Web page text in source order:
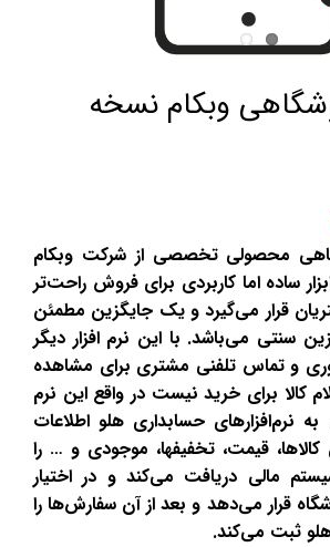
وبکام نسخه
محصولی تخصصی از شرکت وبکام
ساده اما کاربردی برای فروش راحت‌تر
قرار می‌گیرد و یک جایگزین مطمئن
سنتی می‌باشد. با این نرم افزار دیگر
و تماس تلفنی مشتری برای مشاهده
کالا برای خرید نیست در واقع این نرم
به نرم‌افزارهای حسابداری هلو اطلاعات
کالاها، قیمت، تخفیفها، موجودی و … را
مالی دریافت می‌کند و در اختیار
قرار می‌دهد و بعد از آن سفارش‌ها را
ثبت می‌کند.